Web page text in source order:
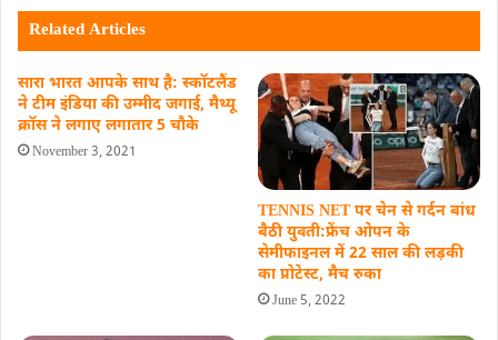
Related Articles
सारा भारत आपके साथ है: स्कॉटलैंड
ने टीम इंडिया की उम्मीद जगाई, मैथ्यू
क्रॉस ने लगाए लगातार 5 चौके
November 3, 2021
TENNIS NET पर चेन से गर्दन बांध
बैठी युवती:फ्रेंच ओपन के
सेमीफाइनल में 22 साल की लड़की
का प्रोटेस्ट, मैच रुका
June 5, 2022